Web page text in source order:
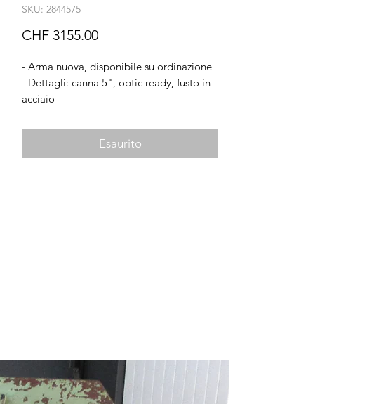
SKU: 2844575
CHF 3155.00Prezzo
- Arma nuova, disponibile su ordinazione
- Dettagli: canna 5", optic ready, fusto in
acciaio
Esaurito